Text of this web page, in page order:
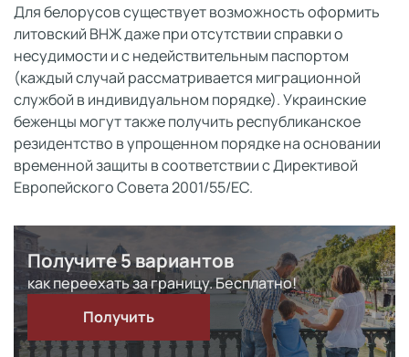
Для белорусов существует возможность оформить
литовский ВНЖ даже при отсутствии справки о
несудимости и с недействительным паспортом
(каждый случай рассматривается миграционной
службой в индивидуальном порядке). Украинские
беженцы могут также получить республиканское
резидентство в упрощенном порядке на основании
временной защиты в соответствии с Директивой
Европейского Совета 2001/55/EC.
Получите 5 вариантов
как переехать за границу. Бесплатно!
Получить